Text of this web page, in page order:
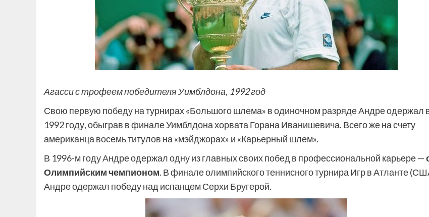
Агасси с трофеем победителя Уимблдона, 1992 год
Свою первую победу на турнирах «Большого шлема» в одиночном разряде Андре одержал
1992 году, обыграв в финале Уимблдона хорвата Горана Иванишевича. Всего же на счету
американца восемь титулов на «мэйджорах» и «Карьерный шлем».
В 1996-м году Андре одержал одну из главных своих побед в профессиональной карьере —
Олимпийским чемпионом. В финале олимпийского теннисного турнира Игр в Атланте
Андре одержал победу над испанцем Серхи Бругерой.